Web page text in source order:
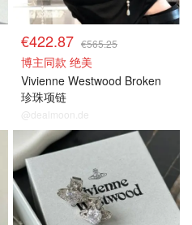
€422.87 €565.25
博主同款 绝美
Vivienne Westwood Broken
珍珠项链
@dealmoon.de